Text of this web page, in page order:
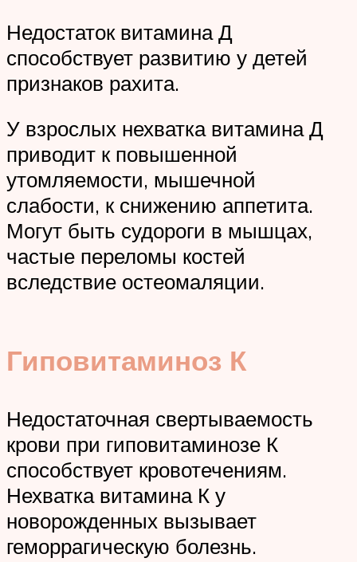
Недостаток витамина Д
способствует развитию у детей
признаков рахита.
У взрослых нехватка витамина Д
приводит к повышенной
утомляемости, мышечной
слабости, к снижению аппетита.
Могут быть судороги в мышцах,
частые переломы костей
вследствие остеомаляции.
Гиповитаминоз К
Недостаточная свертываемость
крови при гиповитаминозе К
способствует кровотечениям.
Нехватка витамина К у
новорожденных вызывает
геморрагическую болезнь.